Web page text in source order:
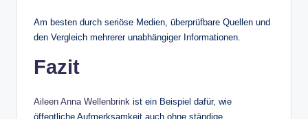
Am besten durch seriöse Medien, überprüfbare Quellen und
den Vergleich mehrerer unabhängiger Informationen.
Fazit
Aileen Anna Wellenbrink ist ein Beispiel dafür, wie
öffentliche Aufmerksamkeit auch ohne ständige